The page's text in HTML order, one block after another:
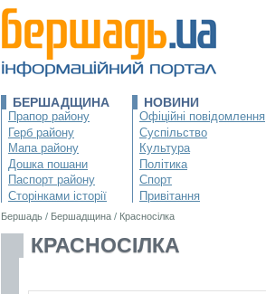
БЕРШАДЩИНА
Прапор району
Герб району
Мапа району
Дошка пошани
Паспорт району
Сторінками історії
НОВИНИ
Офіційні повідомлення
Суспільство
Культура
Політика
Спорт
Привітання
Бершадь / Бершадщина / Красносілка
КРАСНОСІЛКА